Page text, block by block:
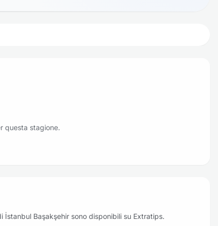
questa stagione.
Başakşehir sono disponibili su Extratips.